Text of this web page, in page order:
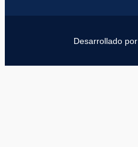
Desarrollado por